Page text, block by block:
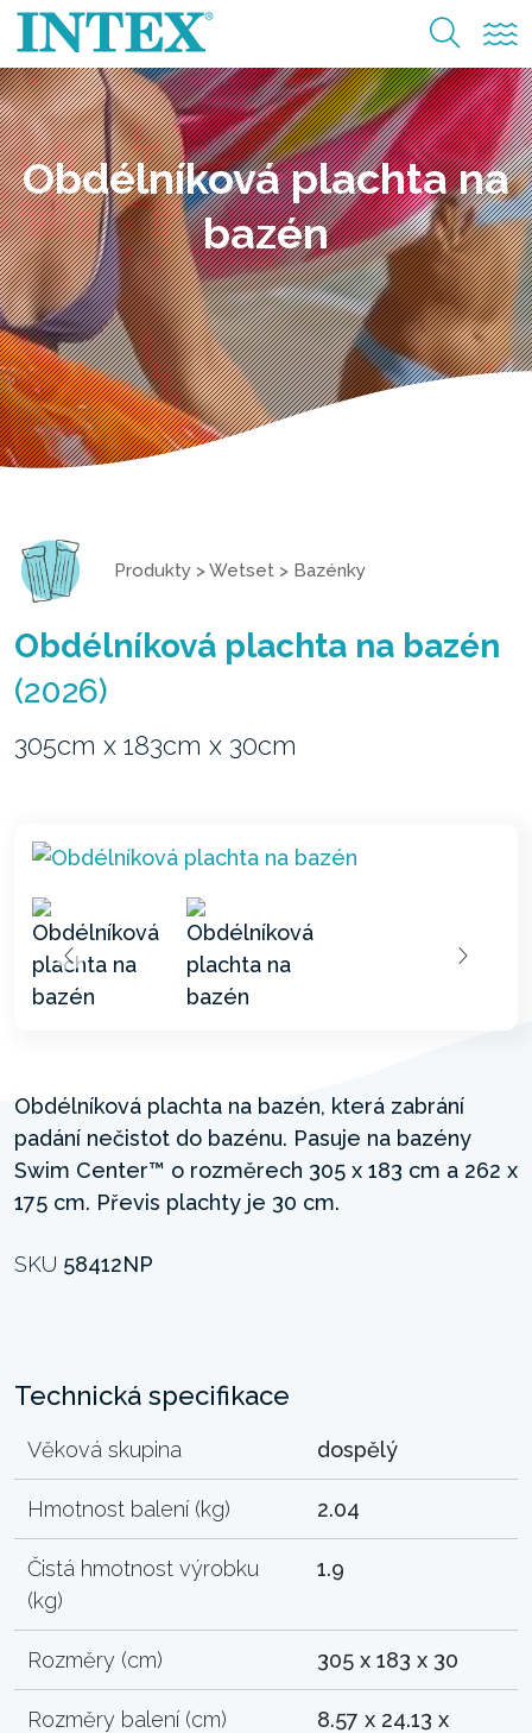
Obdélníková plachta na
bazén
Produkty >Wetset > Bazénky
Obdélníková plachta na bazén
(2026)
305cm x 183cm x 30cm
Obdélníková plachta na bazén, která zabrání
padání nečistot do bazénu. Pasuje na bazény
Swim Center™ o rozměrech 305 x 183 cm a 262 x
175 cm. Převis plachty je 30 cm.
SKU 58412NP
Technická specifikace
Věková skupina dospělý
Hmotnost balení (kg) 2.04
Čistá hmotnost výrobku
(kg)
1.9
Rozměry (cm) 305 x 183 x 30
Rozměry balení (cm)
8.57 x 24.13 x